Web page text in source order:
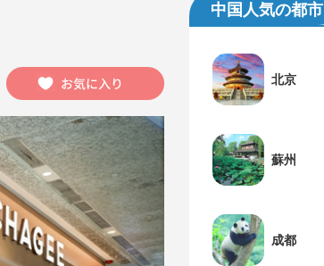
中国人気の都市
北京
蘇州
成都